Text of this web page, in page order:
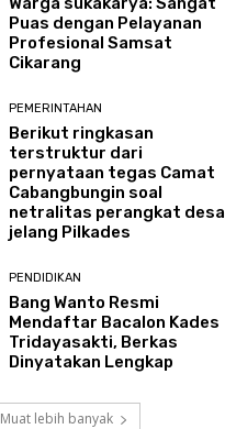
Puas dengan Pelayanan
Profesional Samsat
Cikarang
PEMERINTAHAN
Berikut ringkasan
terstruktur dari
pernyataan tegas Camat
Cabangbungin soal
netralitas perangkat desa
jelang Pilkades
PENDIDIKAN
Bang Wanto Resmi
Mendaftar Bacalon Kades
Tridayasakti, Berkas
Dinyatakan Lengkap
Muat lebih banyak